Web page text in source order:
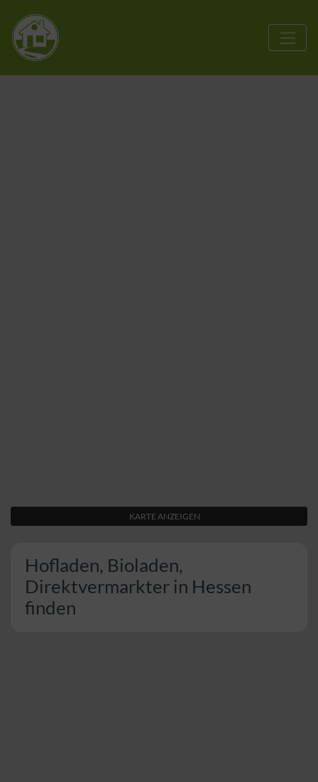
KARTE ANZEIGEN
Hofladen, Bioladen,
Direktvermarkter in Hessen
finden